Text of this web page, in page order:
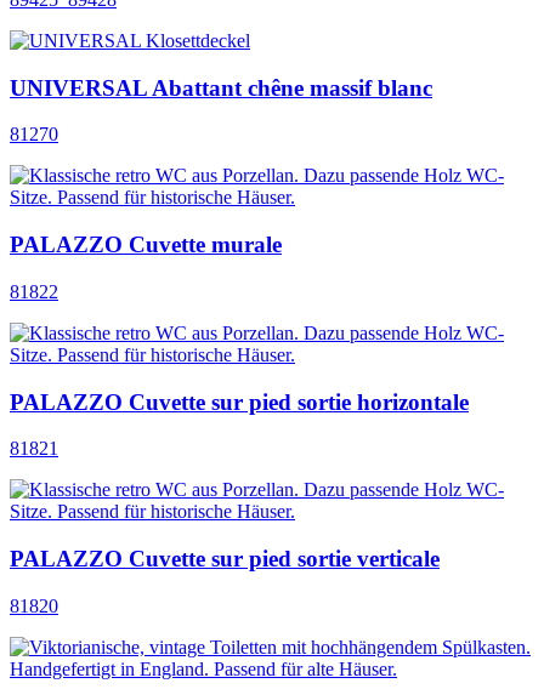
UNIVERSAL Abattant chêne massif blanc
81270
PALAZZO Cuvette murale
81822
PALAZZO Cuvette sur pied sortie horizontale
81821
PALAZZO Cuvette sur pied sortie verticale
81820